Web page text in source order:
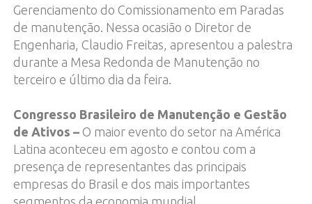
Gerenciamento do Comissionamento em Paradas
de manutenção. Nessa ocasião o Diretor de
Engenharia, Claudio Freitas, apresentou a palestra
durante a Mesa Redonda de Manutenção no
terceiro e último dia da feira.
Congresso Brasileiro de Manutenção e Gestão
de Ativos – O maior evento do setor na América
Latina aconteceu em agosto e contou com a
presença de representantes das principais
empresas do Brasil e dos mais importantes
segmentos da economia mundial.